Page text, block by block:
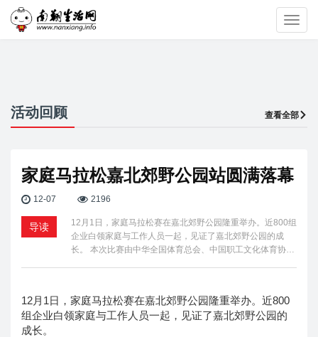
活动回顾 查看全部
家庭马拉松嘉北郊野公园站圆满落幕
12-07 2196
导读
12月1日，家庭马拉松赛在嘉北郊野公园隆重举办。近800组
企业白领家庭与工作人员一起，见证了嘉北郊野公园的成
长。 本次比赛由中华全国体育总会、中国职工文化体育协…
12月1日，家庭马拉松赛在嘉北郊野公园隆重举办。近800
组企业白领家庭与工作人员一起，见证了嘉北郊野公园的
成长。